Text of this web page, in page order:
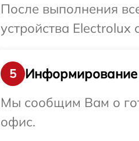
После выполнения
устройства Electrolux
5
Информирование
Мы сообщим Вам о
офис.